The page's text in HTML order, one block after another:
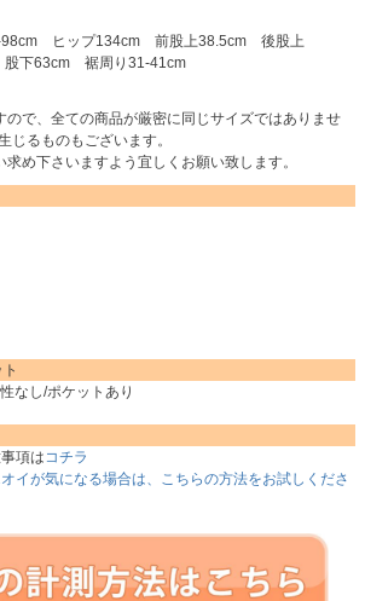
ヒップ134cm 前股上38.5cm 後股上
下63cm 裾周り31-41cm
ので、全ての商品が厳密に同じサイズではありませ
じるものもございます。
め下さいますよう宜しくお願い致します。
なし/ポケットあり
項は コチラ
イが気になる場合は、こちらの方法をお試しくださ